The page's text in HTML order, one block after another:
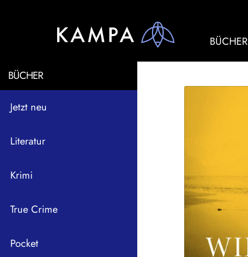
BÜCHER
BÜCHER
Jetzt neu
Literatur
Krimi
True Crime
Pocket